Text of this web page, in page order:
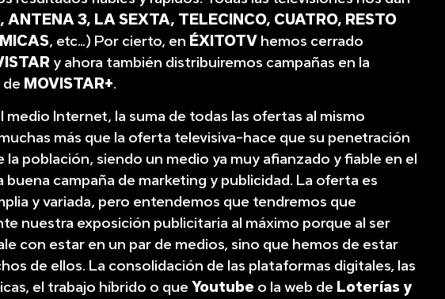
ANTENA 3, LA SEXTA, TELECINCO, CUATRO, RESTO
, etc…) Por cierto, en ÉXITOTV hemos cerrado
y ahora también distribuiremos campañas en la
MOVISTAR+.
medio Internet, la suma de todas las ofertas al mismo
más que la oferta televisiva-hace que su penetración
la población, siendo un medio ya muy afianzado y fiable en el
buena campaña de marketing y publicidad. La oferta es
y variada, pero entendemos que tendremos que
nuestra exposición publicitaria al máximo porque al ser
con estar en un par de medios, sino que hemos de estar
de ellos. La consolidación de las plataformas digitales, las
el trabajo híbrido o que Youtube o la web de Loterías y